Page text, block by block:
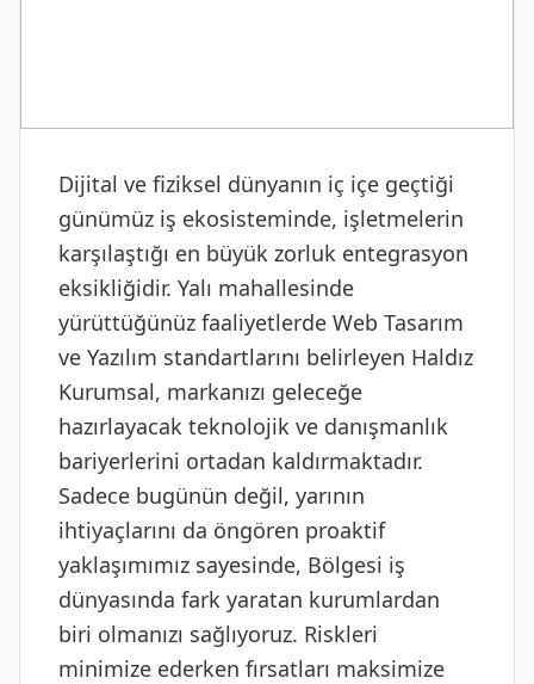
Dijital ve fiziksel dünyanın iç içe geçtiği
günümüz iş ekosisteminde, işletmelerin
karşılaştığı en büyük zorluk entegrasyon
eksikliğidir. Yalı mahallesinde
yürüttüğünüz faaliyetlerde Web Tasarım
ve Yazılım standartlarını belirleyen Haldız
Kurumsal, markanızı geleceğe
hazırlayacak teknolojik ve danışmanlık
bariyerlerini ortadan kaldırmaktadır.
Sadece bugünün değil, yarının
ihtiyaçlarını da öngören proaktif
yaklaşımımız sayesinde, Bölgesi iş
dünyasında fark yaratan kurumlardan
biri olmanızı sağlıyoruz. Riskleri
minimize ederken fırsatları maksimize